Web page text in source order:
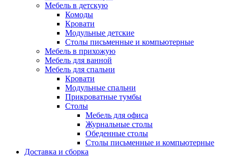
Мебель в детскую
Комоды
Кровати
Модульные детские
Столы письменные и компьютерные
Мебель в прихожую
Мебель для ванной
Мебель для спальни
Кровати
Модульные спальни
Прикроватные тумбы
Столы
Мебель для офиса
Журнальные столы
Обеденные столы
Столы письменные и компьютерные
Доставка и сборка